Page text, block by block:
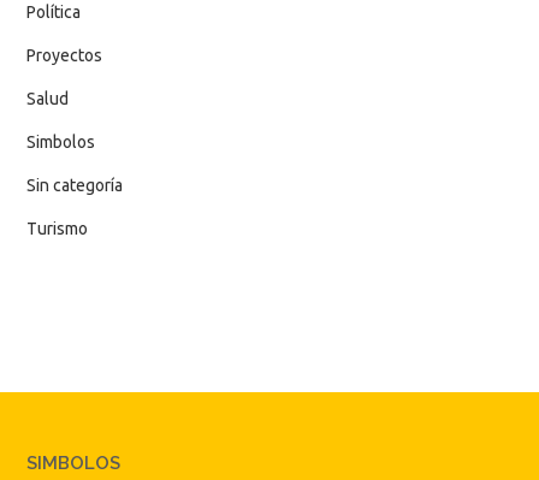
Política
Proyectos
Salud
Simbolos
Sin categoría
Turismo
SIMBOLOS